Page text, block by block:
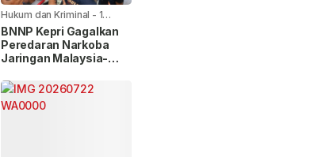
Hukum dan Kriminal - 1
minggu yang lalu
BNNP Kepri Gagalkan
Peredaran Narkoba
Jaringan Malaysia-
Masih Diburu